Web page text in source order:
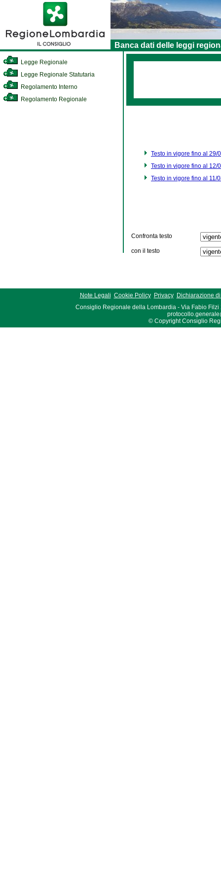
Banca dati delle leggi
Legge Regionale
Legge Regionale Statutaria
Regolamento Interno
Regolamento Regionale
Testo in vigore fino al 29/
Testo in vigore fino al 12/
Testo in vigore fino al 11/
Confronta testo
con il testo
Note Legali Cookie Policy Privacy
Dichiarazione
Consiglio Regionale della Lombardia - Via Fabio Filzi
© Copyright Consiglio